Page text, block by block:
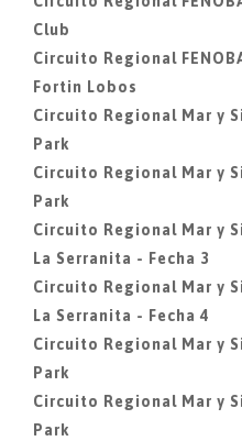
Club
Circuito Regional
Fortin Lobos
Circuito Regional Mar y
Park
Circuito Regional Mar y
Park
Circuito Regional Mar y
La Serranita - Fecha 3
Circuito Regional Mar y
La Serranita - Fecha 4
Circuito Regional Mar y
Park
Circuito Regional Mar y
Park